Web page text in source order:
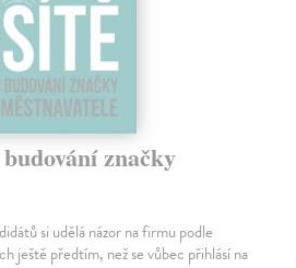
značky
si udělá názor na firmu podle
ještě předtím, než se vůbec přihlásí na